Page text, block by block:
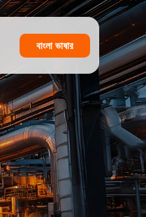
বাংলা ভাষার